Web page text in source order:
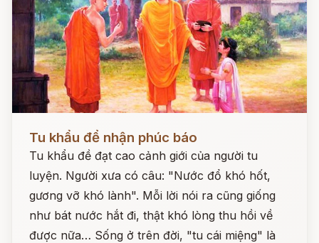
Tu khẩu để nhận phúc báo
Tu khẩu đề đạt cao cảnh giới của người tu
luyện. Người xưa có câu: "Nước đổ khó hốt,
gương vỡ khó lành". Mỗi lời nói ra cũng giống
như bát nước hắt đi, thật khó lòng thu hồi về
được nữa… Sống ở trên đời, "tu cái miệng" là